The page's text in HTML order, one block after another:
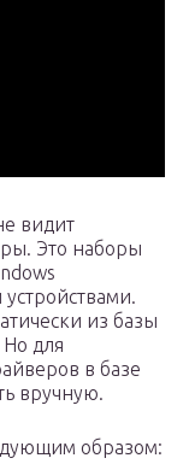
видит
Это наборы
из базы
для
в базе
вручную.
образом: